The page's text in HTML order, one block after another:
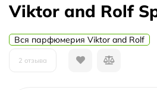
Viktor and Rolf
Вся парфюмерия Viktor and Rolf
2 отзыва